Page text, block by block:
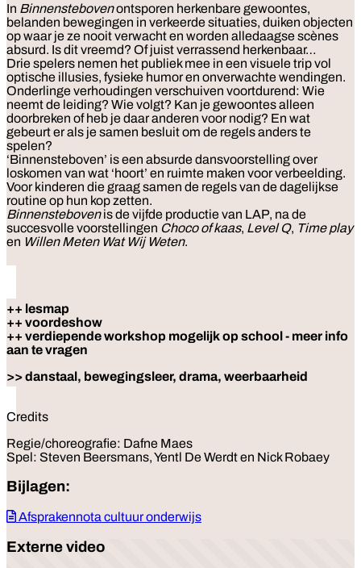
In Binnenstebovenontsporen herkenbare gewoontes,
belanden bewegingen in verkeerde situaties, duiken objecten
op waar je ze nooit verwacht en worden alledaagse scènes
absurd. Is dit vreemd? Of juist verrassend herkenbaar…
Drie spelers nemen het publiek mee in een visuele trip vol
optische illusies, fysieke humor en onverwachte wendingen.
Onderlinge verhoudingen verschuiven voortdurend: Wie
neemt de leiding? Wie volgt? Kan je gewoontes alleen
doorbreken of heb je daar anderen voor nodig? En wat
gebeurt er als je samen besluit om de regels anders te
spelen?
‘Binnensteboven’ is een absurde dansvoorstelling over
loskomen van wat ‘hoort’ en ruimte maken voor verbeelding.
Voor kinderen die graag samen de regels van de dagelijkse
routine op hun kop zetten.
Binnenstebovenis de vijfde productie van LAP, na de
succesvolle voorstellingen Choco of kaas, Level Q, Time play
en Willen Meten Wat Wij Weten.
++ lesmap
++ voordeshow
++ verdiepende workshop mogelijk op school - meer info
aan te vragen
>> danstaal, bewegingsleer, drama, weerbaarheid
Credits
Regie/choreografie: Dafne Maes
Spel: Steven Beersmans, Yentl De Werdt en Nick Robaey
Bijlagen:
Afsprakennota cultuur onderwijs
Externe video